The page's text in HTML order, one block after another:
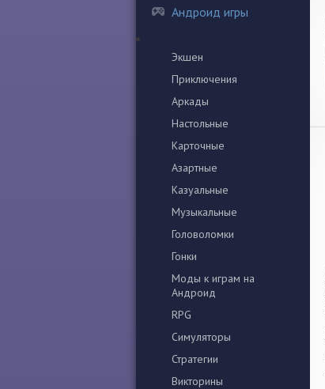
Андроид игры
Экшен
Приключения
Аркады
Настольные
Карточные
Азартные
Казуальные
Музыкальные
Головоломки
Гонки
Моды к играм на
Андроид
RPG
Симуляторы
Стратегии
Викторины